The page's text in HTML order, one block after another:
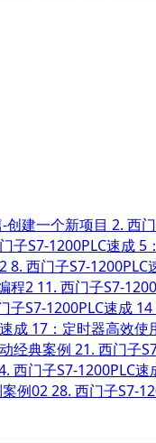
创建一个新项目 2. 西
子S7-1200PLC速成
8. 西门子S7-
程2 11. 西门子S7-
子S7-1200PLC速成
成 17：定时器高效使
经典案例 21. 西门子
西门子S7-1200PLC
例0228. 西门子S7-